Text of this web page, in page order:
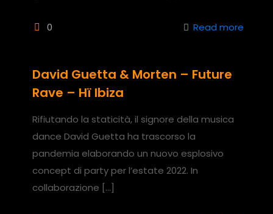
0 Read more
David Guetta & Morten – Future
Rave – Hï Ibiza
Rifiutando la staticità, il signore della musica
dance David Guetta ha trascorso la
pandemia elaborando un nuovo esplosivo
concept di party per l’estate 2022. In
collaborazione […]